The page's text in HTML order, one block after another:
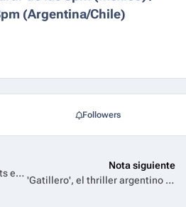
(Argentina/Chile)
Followers
¡Se acerca el final! Film&Arts estrena la temporada 12 de Vera
Nota siguiente
'Gatillero', el thriller argentino de acción contado en plano secuencia, llega a HBO Max